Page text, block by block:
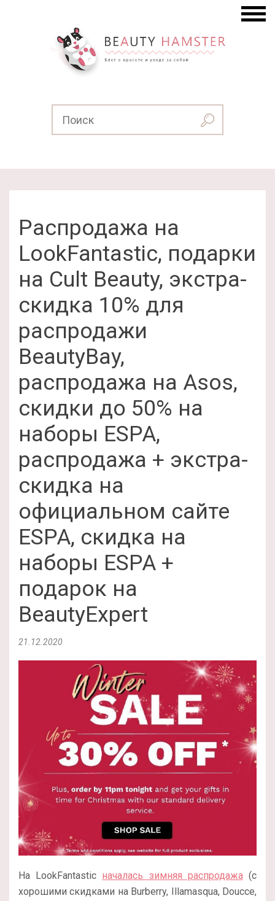
Распродажа на
LookFantastic, подарки
на Cult Beauty, экстра-
скидка 10% для
распродажи
BeautyBay,
распродажа на Asos,
скидки до 50% на
наборы ESPA,
распродажа + экстра-
скидка на
официальном сайте
ESPA, скидка на
наборы ESPA +
подарок на
BeautyExpert
21.12.2020
На LookFantastic началась зимняя распродажа(с
хорошими скидками на Burberry, Illamasqua, Doucce,